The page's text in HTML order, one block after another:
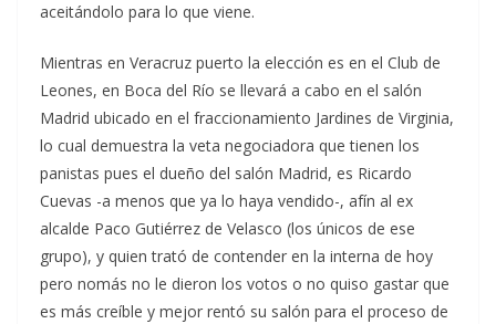
aceitándolo para lo que viene.
Mientras en Veracruz puerto la elección es en el Club de
Leones, en Boca del Río se llevará a cabo en el salón
Madrid ubicado en el fraccionamiento Jardines de Virginia,
lo cual demuestra la veta negociadora que tienen los
panistas pues el dueño del salón Madrid, es Ricardo
Cuevas -a menos que ya lo haya vendido-, afín al ex
alcalde Paco Gutiérrez de Velasco (los únicos de ese
grupo), y quien trató de contender en la interna de hoy
pero nomás no le dieron los votos o no quiso gastar que
es más creíble y mejor rentó su salón para el proceso de